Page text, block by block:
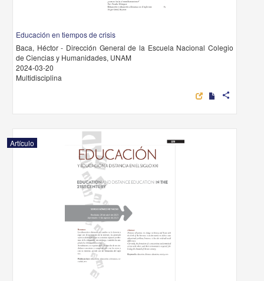
Educación en tiempos de crisis
Baca, Héctor - Dirección General de la Escuela Nacional Colegio
de Ciencias y Humanidades, UNAM
2024-03-20
Multidisciplina
share
Artículo